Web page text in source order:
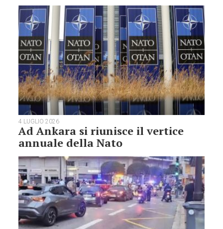
4 LUGLIO 2026
Ad Ankara si riunisce il vertice
annuale della Nato